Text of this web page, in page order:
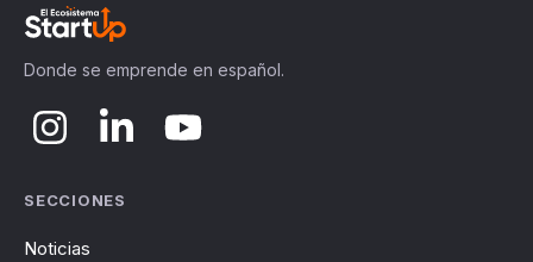
Donde se emprende en español.
SECCIONES
Noticias